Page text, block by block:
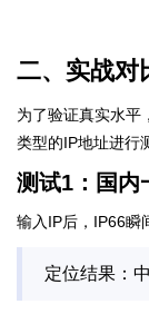
二、实战对
为了验证真实水平
类型的IP地址进行
测试1：国内
输入IP后，IP66瞬
定位结果：